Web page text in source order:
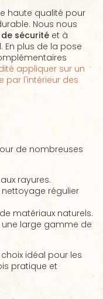
haute qualité pour
Nous nous
sécurité et à
En plus de la pose
appliquer sur un
par l'intérieur des
de nombreuses
rayures.
nettoyage régulier
matériaux naturels.
large gamme de
idéal pour les
pratique et